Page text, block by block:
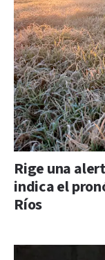
Rige una
indica el
Ríos